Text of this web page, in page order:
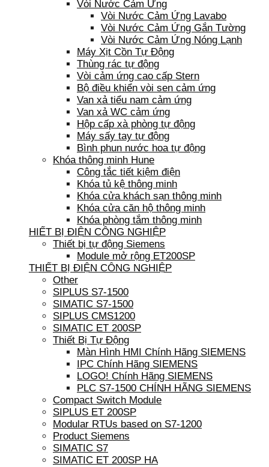
Vòi Nước Cảm Ứng
Vòi Nước Cảm Ứng Lavabo
Vòi Nước Cảm Ứng Gắn Tường
Vòi Nước Cảm Ứng Nóng Lạnh
Máy Xịt Cồn Tự Động
Thùng rác tự động
Vòi cảm ứng cao cấp Stern
Bộ điều khiển vòi sen cảm ứng
Van xả tiểu nam cảm ứng
Van xả WC cảm ứng
Hộp cấp xà phòng tự động
Máy sấy tay tự động
Bình phun nước hoa tự động
Khóa thông minh Hune
Công tắc tiết kiệm điện
Khóa tủ kệ thông minh
Khóa cửa khách sạn thông minh
Khóa cửa căn hộ thông minh
Khóa phòng tắm thông minh
HIẾT BỊ ĐIỆN CÔNG NGHIỆP
Thiết bị tự động Siemens
Module mở rộng ET200SP
THIẾT BỊ ĐIỆN CÔNG NGHIỆP
Other
SIPLUS S7-1500
SIMATIC S7-1500
SIPLUS CMS1200
SIMATIC ET 200SP
Thiết Bị Tự Động
Màn Hình HMI Chính Hãng SIEMENS
IPC Chính Hãng SIEMENS
LOGO! Chính Hãng SIEMENS
PLC S7-1500 CHÍNH HÃNG SIEMENS
Compact Switch Module
SIPLUS ET 200SP
Modular RTUs based on S7-1200
Product Siemens
SIMATIC S7
SIMATIC ET 200SP HA